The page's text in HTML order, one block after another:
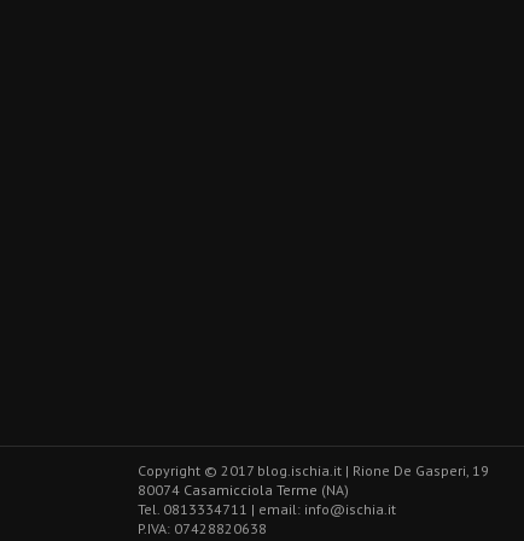
Copyright © 2017 blog.ischia.it | Rione De Gasperi, 19
80074 Casamicciola Terme (NA)
Tel. 0813334711 | email: info@ischia.it
P.IVA: 07428820638